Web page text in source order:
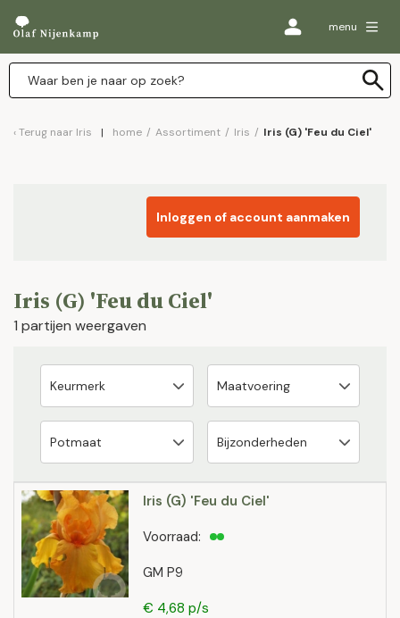
menu
Terug naar Iris home / Assortiment / Iris / Iris (G) 'Feu du Ciel'
Inloggen of account aanmaken
Iris (G) 'Feu du Ciel'
1 partijen weergaven
Iris (G) 'Feu du Ciel'
GM P9
Voorraad:
€ 4,68 p/s